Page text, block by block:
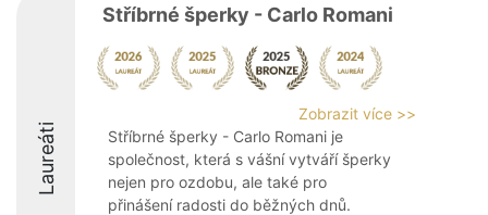
Laureáti
Stříbrné šperky - Carlo Romani
Zobrazit více >>
Stříbrné šperky - Carlo Romani je
společnost, která s vášní vytváří šperky
nejen pro ozdobu, ale také pro
přinášení radosti do běžných dnů.